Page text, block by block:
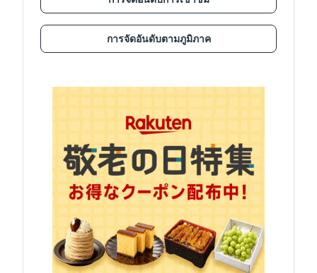
การจัดอันดับตามภูมิภาค